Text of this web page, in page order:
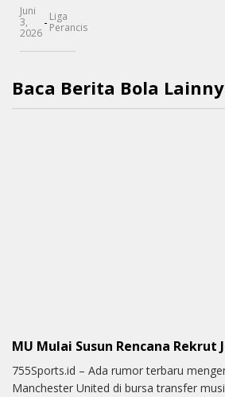
Juni
3,
2026
- Liga
Perancis
Baca Berita Bola
MU Mulai Susun Rencana Rekrut
755Sports.id – Ada rumor terbaru
Manchester United di bursa transfer